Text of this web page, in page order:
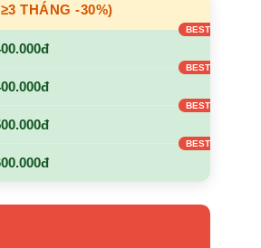
THÁNG -30%)